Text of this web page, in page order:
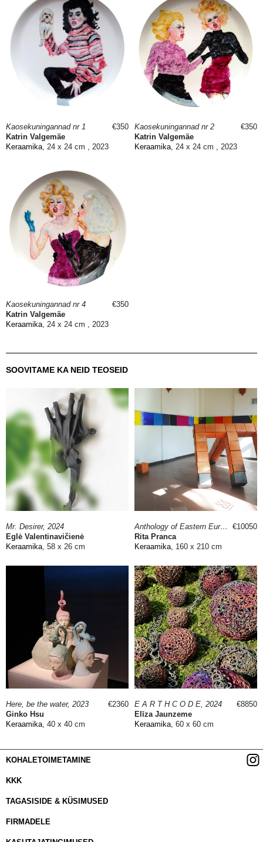
Kaosekuningannad nr 1
Katrin Valgemäe
Keraamika, 24 x 24 cm , 2023
€350
Kaosekuningannad nr 2
Katrin Valgemäe
Keraamika, 24 x 24 cm , 2023
€350
Kaosekuningannad nr 4
Katrin Valgemäe
Keraamika, 24 x 24 cm , 2023
€350
SOOVITAME KA NEID TEOSEID
Mr. Desirer, 2024
Eglė Valentinavičienė
Keraamika, 58 x 26 cm
Anthology of Eastern European poetry, 2023
Rita Pranca
Keraamika, 160 x 210 cm
€10050
Here, be the water, 2023
Ginko Hsu
Keraamika, 40 x 40 cm
€2360
E A R T H C O D E, 2024
Elīza Jaunzeme
Keraamika, 60 x 60 cm
€8850
KOHALETOIMETAMINE
KKK
TAGASISIDE & KÜSIMUSED
FIRMADELE